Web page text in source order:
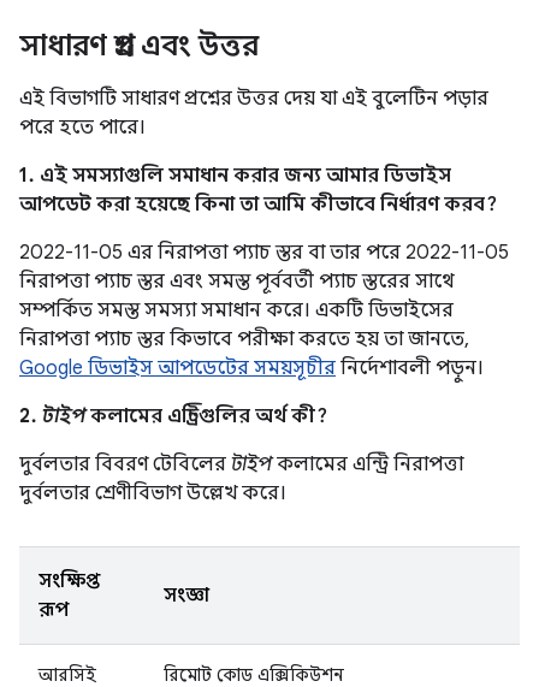
সাধারণ প্রশ্ন এবং উত্তর
এই বিভাগটি সাধারণ প্রশ্নের উত্তর দেয় যা এই বুলেটিন পড়ার
পরে হতে পারে।
1. এই সমস্যাগুলি সমাধান করার জন্য আমার ডিভাইস
আপডেট করা হয়েছে কিনা তা আমি কীভাবে নির্ধারণ করব?
2022-11-05 এর নিরাপত্তা প্যাচ স্তর বা তার পরে 2022-11-05
নিরাপত্তা প্যাচ স্তর এবং সমস্ত পূর্ববর্তী প্যাচ স্তরের সাথে
সম্পর্কিত সমস্ত সমস্যা সমাধান করে। একটি ডিভাইসের
নিরাপত্তা প্যাচ স্তর কিভাবে পরীক্ষা করতে হয় তা জানতে,
Google ডিভাইস আপডেটের সময়সূচীর নির্দেশাবলী পড়ুন।
2. টাইপকলামের এন্ট্রিগুলির অর্থ কী?
দুর্বলতার বিবরণ টেবিলের টাইপকলামের এন্ট্রি নিরাপত্তা
দুর্বলতার শ্রেণীবিভাগ উল্লেখ করে।
সংক্ষিপ্ত
রূপ
সংজ্ঞা
আরসিই রিমোট কোড এক্সিকিউশন